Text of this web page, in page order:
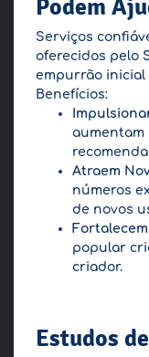
Podem
Serviços
oferecidos pelo
empurrão inicial
Benefícios:
aumentam
Atraem
números
de novos
popular
criador.
Estudos